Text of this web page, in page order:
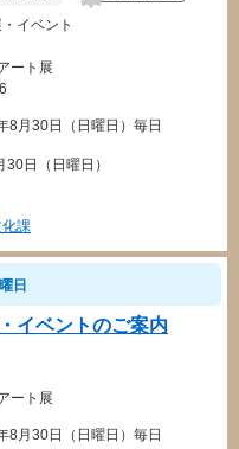
イベント
ート展
8月30日（日曜日）毎日
日（日曜日）
課
日
イベントのご案内
ート展
8月30日（日曜日）毎日